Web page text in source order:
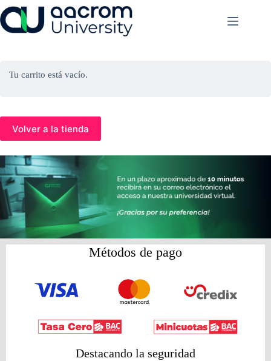
Saltar
al
contenido
Tu carrito está vacío.
Volver a la tienda
Métodos de pago
Destacando la seguridad